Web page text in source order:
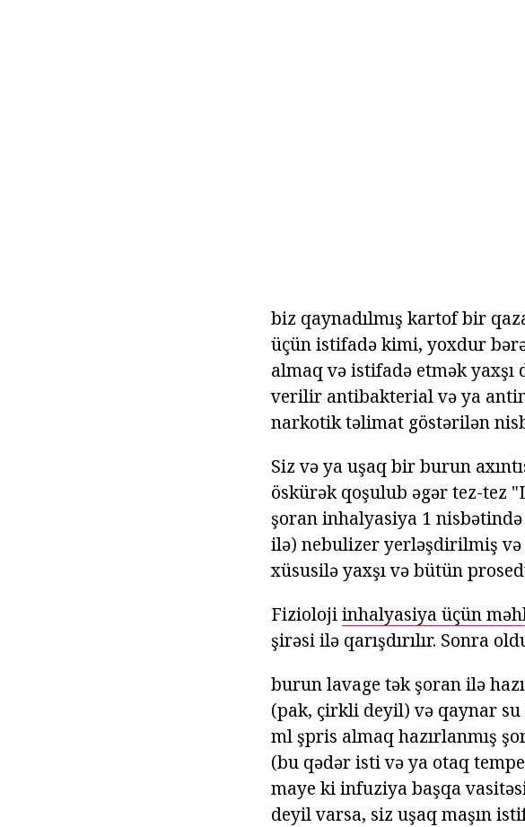
biz qaynadılmış kartof bir
üçün istifadə kimi, yoxdur
almaq və istifadə etmək
verilir antibakterial və ya
narkotik təlimat göstərilən
Siz və ya uşaq bir burun
öskürək qoşulub əgər tez-tez
şoran inhalyasiya 1
ilə) nebulizer yerləşdirilmiş
xüsusilə yaxşı və bütün
Fiziolojiinhalyasiya üçün
şirəsi ilə qarışdırılır. Sonra
burun lavage tək şoran ilə
(pak, çirkli deyil) və qaynar
ml şpris almaq hazırlanmış
(bu qədər isti və ya otaq
maye ki infuziya başqa
deyil varsa, siz uşaq maşın